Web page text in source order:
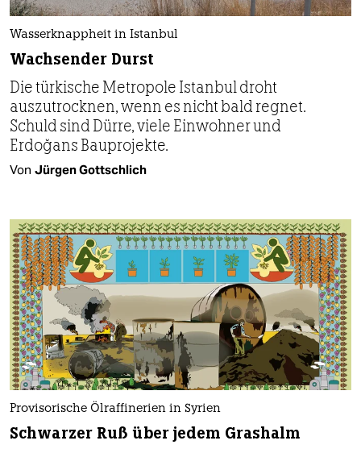
Wasserknappheit in Istanbul
Wachsender Durst
Die türkische Metropole Istanbul droht
auszutrocknen, wenn es nicht bald regnet.
Schuld sind Dürre, viele Einwohner und
Erdoğans Bauprojekte.
Von Jürgen Gottschlich
Provisorische Ölraffinerien in Syrien
Schwarzer Ruß über jedem Grashalm